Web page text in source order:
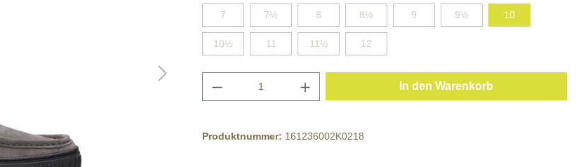
7 7½ 8 8½ 9 9½ 10
10½ 11 11½ 12
In den Warenkorb
Produktnummer: 161236002K0218